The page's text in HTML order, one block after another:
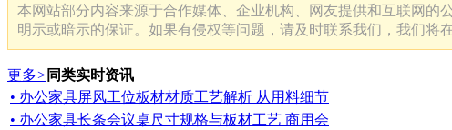
本网站部分内容来源于合作媒体、企业机构、网友提供和互联网
明示或暗示的保证。如果有侵权等问题，请及时联系我们，我们将
更多> 同类实时资讯
• 办公家具屏风工位板材材质工艺解析 从用料细节
• 办公家具长条会议桌尺寸规格与板材工艺 商用会